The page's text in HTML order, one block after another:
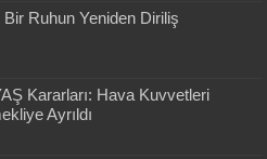
Ruhun Yeniden Diriliş
Kararları: Hava Kuvvetleri
Ayrıldı